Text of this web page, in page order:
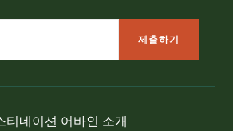
티네이션 어바인 소개